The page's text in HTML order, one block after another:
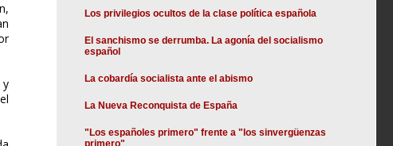
y
Los privilegios ocultos de la clase política española
El sanchismo se derrumba. La agonía del socialismo
español
La cobardía socialista ante el abismo
La Nueva Reconquista de España
"Los españoles primero" frente a "los sinvergüenzas
primero"